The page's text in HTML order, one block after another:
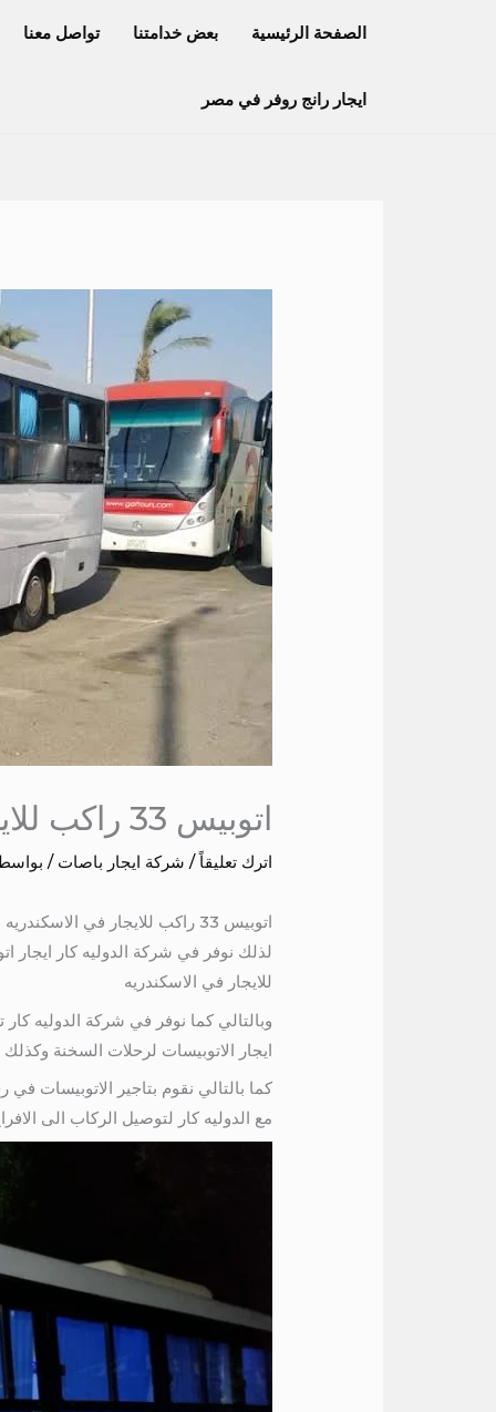
الصفحة الرئيسية بعض خدامتنا تواصل معنا
ايجار رانج روفر في مصر
اتوبيس 33 راكب للايجار في الاسكندريه
اترك تعليقاً / شركة ايجار باصات /
اتوبيس 33 راكب للايجار في الاسكندريه
للايجار في الاسكندريه
ايجار الاتوبيسات لرحلات السخنة وكذلك
كما بالتالي نقوم بتاجير الاتوبيسات
مع الدوليه كار لتوصيل الركاب الى الافراح